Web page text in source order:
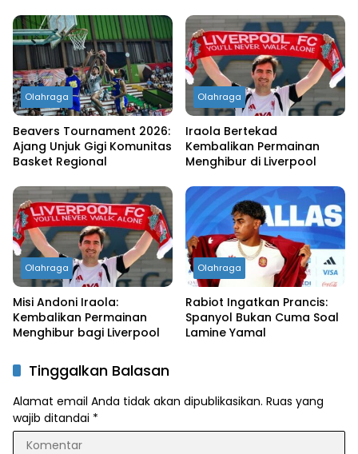
Olahraga
Beavers Tournament 2026:
Ajang Unjuk Gigi Komunitas
Basket Regional
Olahraga
Iraola Bertekad
Kembalikan Permainan
Menghibur di Liverpool
Olahraga
Misi Andoni Iraola:
Kembalikan Permainan
Menghibur bagi Liverpool
Olahraga
Rabiot Ingatkan Prancis:
Spanyol Bukan Cuma Soal
Lamine Yamal
Tinggalkan Balasan
Alamat email Anda tidak akan dipublikasikan. Ruas yang
wajib ditandai *